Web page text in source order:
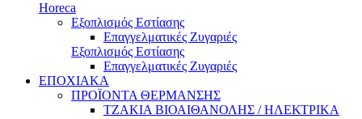
Horeca
Εξοπλισμός Εστίασης
Επαγγελματικές Ζυγαριές
Εξοπλισμός Εστίασης
Επαγγελματικές Ζυγαριές
ΕΠΟΧΙΑΚΑ
ΠΡΟΪΟΝΤΑ ΘΕΡΜΑΝΣΗΣ
ΤΖΑΚΙΑ ΒΙΟΑΙΘΑΝΟΛΗΣ / ΗΛΕΚΤΡΙΚΑ